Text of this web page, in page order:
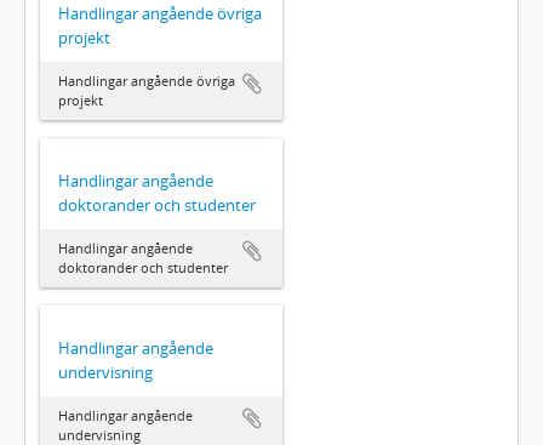
Handlingar angående övriga
projekt
Handlingar angående övriga
projekt
Handlingar angående
doktorander och studenter
Handlingar angående
doktorander och studenter
Handlingar angående
undervisning
Handlingar angående
undervisning